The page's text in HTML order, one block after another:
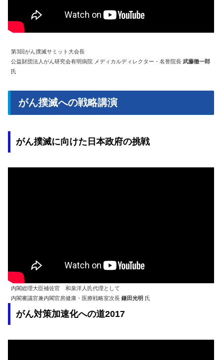
第3回がん撲滅サミット大会長
公益財団法人がん研究会有明病院 メディカルディレクター・名誉院長 武藤徹一郎
氏
がん撲滅への戦略講演
がん撲滅に向けた日本政府の挑戦
内閣総理大臣補佐官 和泉洋人氏代理として
内閣審議官兼内閣官房健康・医療戦略室次長 鎌田光明 氏
がん対策加速化への道2017